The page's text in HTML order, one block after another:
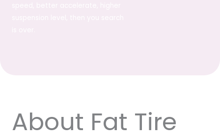
About Fat Tire